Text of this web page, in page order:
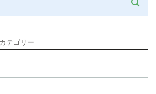
カテゴリー